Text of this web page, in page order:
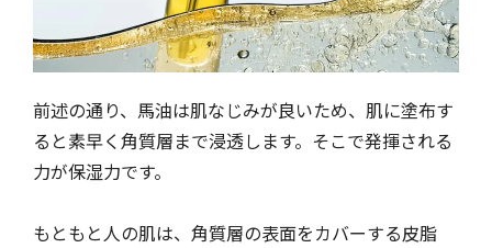
前述の通り、馬油は肌なじみが良いため、肌に塗布す
ると素早く角質層まで浸透します。そこで発揮される
力が保湿力です。
もともと人の肌は、角質層の表面をカバーする皮脂